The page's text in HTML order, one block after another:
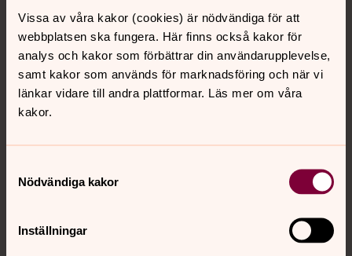
Vissa av våra kakor (cookies) är nödvändiga för att
webbplatsen ska fungera. Här finns också kakor för
analys och kakor som förbättrar din användarupplevelse,
samt kakor som används för marknadsföring och när vi
länkar vidare till andra plattformar. Läs mer om våra
kakor.
Nödvändiga kakor
Inställningar
Kontakt
Hitta snabbt
Sociala kanaler